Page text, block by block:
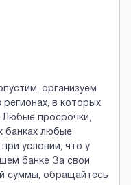
организуем
в которых
Любые просрочки,
банках любые
условии, что у
банке За свои
суммы, обращайтесь